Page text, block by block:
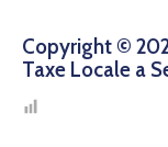
Copyright ©
Taxe Locale a